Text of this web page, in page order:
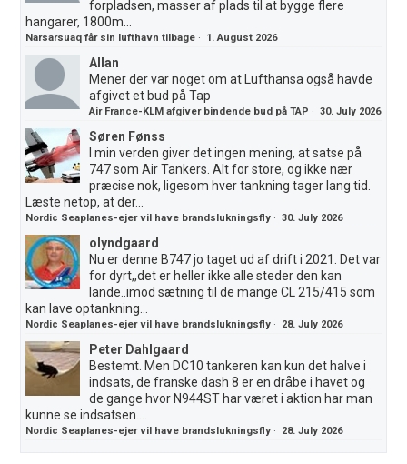
forpladsen, masser af plads til at bygge flere
hangarer, 1800m...
Narsarsuaq får sin lufthavn tilbage · 1. August 2026
Allan
Mener der var noget om at Lufthansa også havde
afgivet et bud på Tap
Air France-KLM afgiver bindende bud på TAP ·30. July 2026
Søren Fønss
I min verden giver det ingen mening, at satse på
747 som Air Tankers. Alt for store, og ikke nær
præcise nok, ligesom hver tankning tager lang tid.
Læste netop, at der...
Nordic Seaplanes-ejer vil have brandslukningsfly ·30. July 2026
olyndgaard
Nu er denne B747 jo taget ud af drift i 2021. Det var
for dyrt,,det er heller ikke alle steder den kan
lande..imod sætning til de mange CL 215/415 som
kan lave optankning...
Nordic Seaplanes-ejer vil have brandslukningsfly · 28. July 2026
Peter Dahlgaard
Bestemt. Men DC10 tankeren kan kun det halve i
indsats, de franske dash 8 er en dråbe i havet og
de gange hvor N944ST har været i aktion har man
kunne se indsatsen....
Nordic Seaplanes-ejer vil have brandslukningsfly · 28. July 2026